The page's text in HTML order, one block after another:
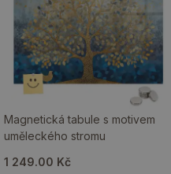
Magnetická tabule s motivem
uměleckého stromu
1 249.00 Kč